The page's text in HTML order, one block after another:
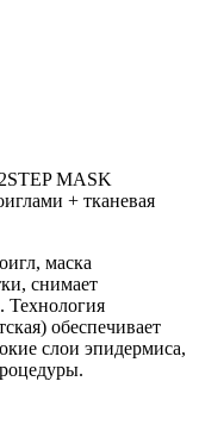
MASK
+ тканевая
маска
снимает
Технология
обеспечивает
слои эпидермиса,